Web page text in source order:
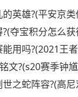
雄?(平安京类似婉儿
夺宝积分怎么获
吗?(2021王者之轮
文?(s20赛季钟
之蛇阵容?(高